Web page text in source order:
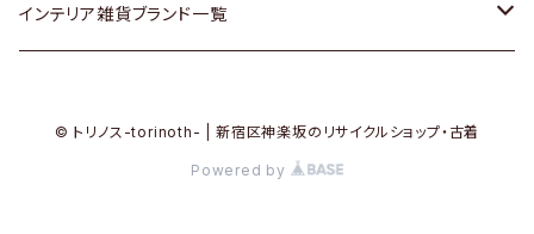
Designers / デザイナーズ
Vintage / ヴィンテージ
その他キッチン雑貨
arflex / アルフレックス
BALLY / バリー
ARABIA / アラビア
インテリア雑貨ブランド一覧
© トリノス-torinoth- | 新宿区神楽坂のリサイクルショップ・古着
Powered by